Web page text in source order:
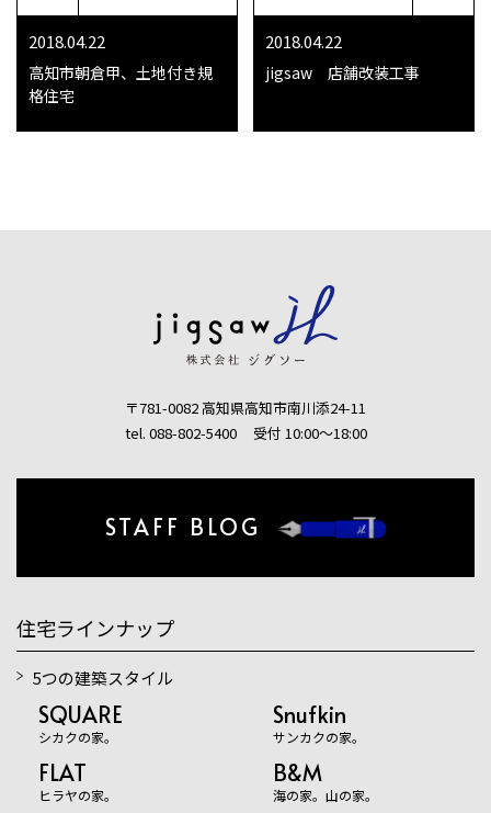
2018.04.22
高知市朝倉甲、土地付き規
格住宅
2018.04.22
jigsaw 店舗改装工事
〒781-0082 高知県高知市南川添24-11
tel. 088-802-5400
受付 10:00〜18:00
STAFF BLOG
住宅ラインナップ
5つの建築スタイル
SQUARE
シカクの家。
Snufkin
サンカクの家。
FLAT
ヒラヤの家。
B&M
海の家。山の家。